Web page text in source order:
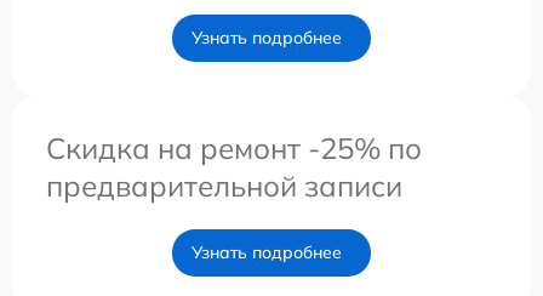
Узнать подробнее
Скидка на ремонт -25% по
предварительной записи
Узнать подробнее